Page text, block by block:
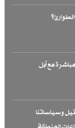
مع أبل
وسياساتنا